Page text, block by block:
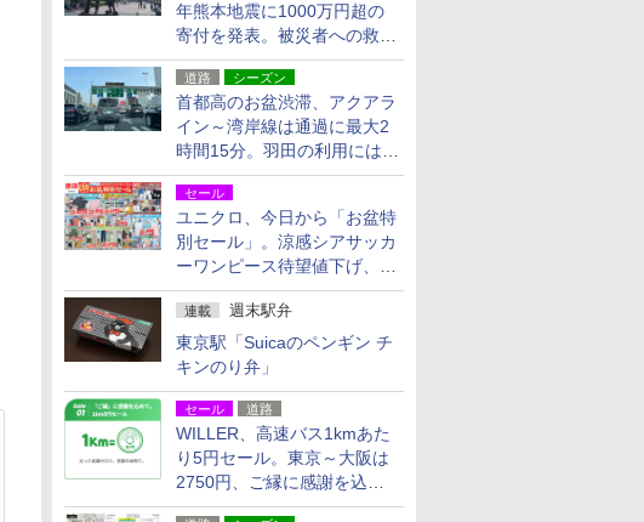
年熊本地震に1000万円超の
寄付を発表。被災者への救援
活動・復旧支援
道路 シーズン
首都高のお盆渋滞、アクアラ
イン～湾岸線は通過に最大2
時間15分。羽田の利用には
「空港西出口」の利用検討を
セール
ユニクロ、今日から「お盆特
別セール」。涼感シアサッカ
ーワンピース待望値下げ、撥
水ギアショーツは1990円に
連載 週末駅弁
東京駅「Suicaのペンギン チ
キンのり弁」
セール 道路
WILLER、高速バス1kmあた
り5円セール。東京～大阪は
2750円、ご縁に感謝を込め
た20周年記念キャンペーン